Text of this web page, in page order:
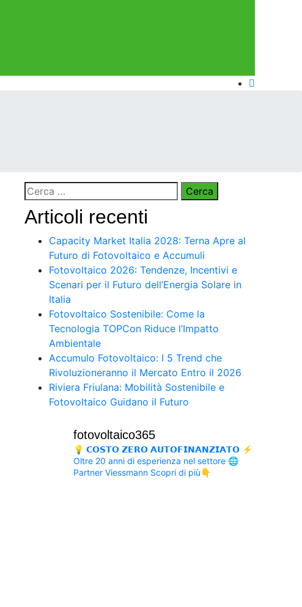
Ricerca
per:
Articoli recenti
Capacity Market Italia 2028: Terna Apre al
Futuro di Fotovoltaico e Accumuli
Fotovoltaico 2026: Tendenze, Incentivi e
Scenari per il Futuro dell’Energia Solare in
Italia
Fotovoltaico Sostenibile: Come la
Tecnologia TOPCon Riduce l’Impatto
Ambientale
Accumulo Fotovoltaico: I 5 Trend che
Rivoluzioneranno il Mercato Entro il 2026
Riviera Friulana: Mobilità Sostenibile e
Fotovoltaico Guidano il Futuro
fotovoltaico365
💡 𝗖𝗢𝗦𝗧𝗢 𝗭𝗘𝗥𝗢 𝗔𝗨𝗧𝗢𝗙𝗜𝗡𝗔𝗡𝗭𝗜𝗔𝗧𝗢 ⚡
Oltre 20 anni di esperienza nel settore 🌐
Partner Viessmann Scopri di più👇